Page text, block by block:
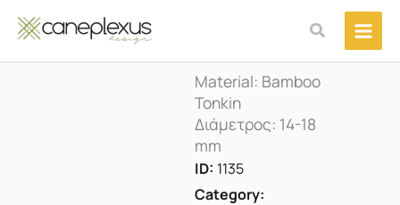
στο
περιεχόμενο
Αναζήτηση
Material: Bamboo
Tonkin
Διάμετρος: 14-18
mm
ID: 1135
Category: